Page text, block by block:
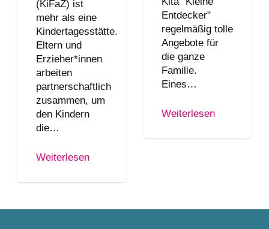
(KiFaZ) ist
mehr als eine
Kindertagesstätte.
Eltern und
Erzieher*innen
arbeiten
partnerschaftlich
zusammen, um
den Kindern
die…
Weiterlesen
Entdecker"
regelmäßig tolle
Angebote für
die ganze
Familie.
Eines…
Weiterlesen